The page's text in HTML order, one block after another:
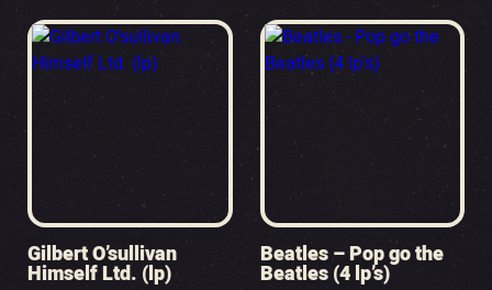
Gilbert O’sullivan
Himself Ltd. (lp)
Beatles – Pop go the
Beatles (4 lp’s)